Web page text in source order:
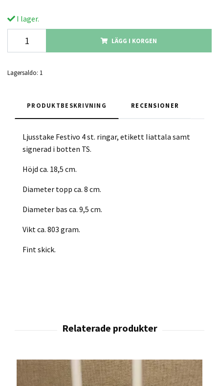
I lager.
LÄGG I KORGEN
Lagersaldo: 1
PRODUKTBESKRIVNING RECENSIONER
Ljusstake Festivo 4 st. ringar, etikett Iiattala samt
signerad i botten TS.
Höjd ca. 18,5 cm.
Diameter topp ca. 8 cm.
Diameter bas ca. 9,5 cm.
Vikt ca. 803 gram.
Fint skick.